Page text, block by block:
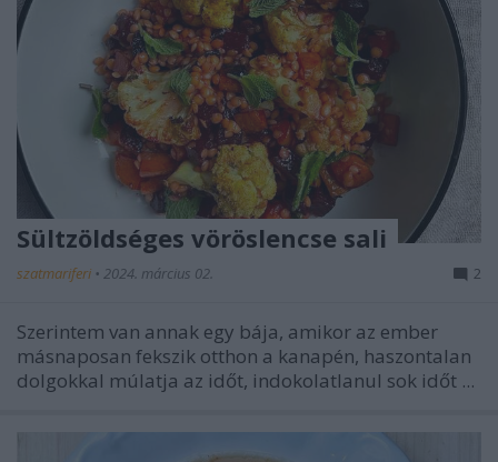
Sültzöldséges vöröslencse sali
szatmariferi • 2024. március 02. 2
Szerintem van annak egy bája, amikor az ember
másnaposan fekszik otthon a kanapén, haszontalan
dolgokkal múlatja az időt, indokolatlanul sok időt ...